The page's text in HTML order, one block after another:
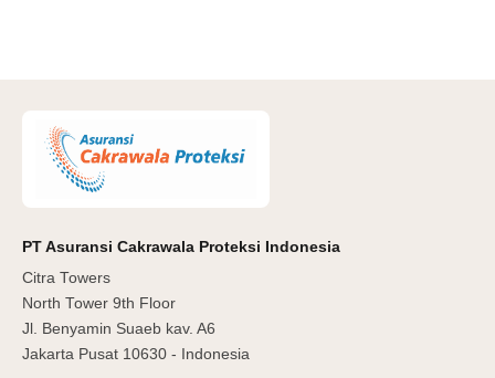
PT Asuransi Cakrawala Proteksi Indonesia
Citra Towers
North Tower 9th Floor
Jl. Benyamin Suaeb kav. A6
Jakarta Pusat 10630 - Indonesia